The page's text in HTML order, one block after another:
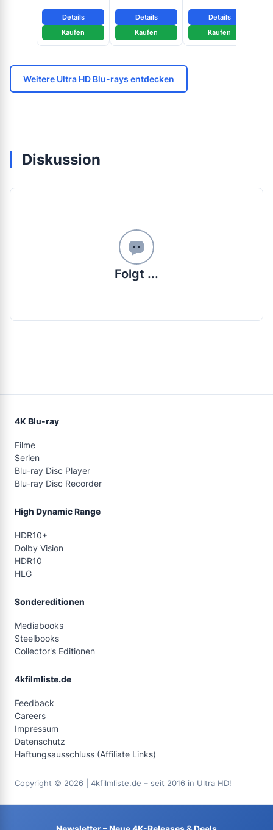
Details
Kaufen
Details
Kaufen
Details
Kaufen
Weitere Ultra HD Blu-rays entdecken
Diskussion
Folgt ...
4K Blu-ray
Filme
Serien
Blu-ray Disc Player
Blu-ray Disc Recorder
High Dynamic Range
HDR10+
Dolby Vision
HDR10
HLG
Sondereditionen
Mediabooks
Steelbooks
Collector's Editionen
4kfilmliste.de
Feedback
Careers
Impressum
Datenschutz
Haftungsausschluss (Affiliate Links)
Copyright © 2026 | 4kfilmliste.de – seit 2016 in Ultra HD!